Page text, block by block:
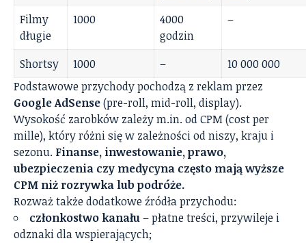
Filmy
długie
1000
4000
godzin
–
Shortsy 1000 –
10 000 000
Podstawowe przychody pochodzą z reklam przez
Google AdSense(pre-roll, mid-roll, display).
Wysokość zarobków zależy m.in. od CPM (cost per
mille), który różni się w zależności od niszy, kraju i
sezonu. Finanse, inwestowanie, prawo,
ubezpieczenia czy medycyna często mają wyższe
CPM niż rozrywka lub podróże.
Rozważ także dodatkowe źródła przychodu:
członkostwo kanału– płatne treści, przywileje i
odznaki dla wspierających;